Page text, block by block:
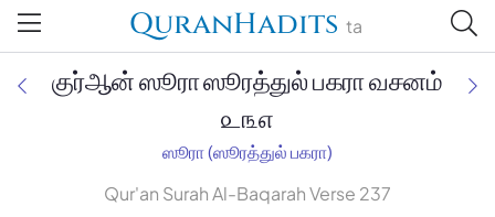
QuranHadits ta
Jan Trust Foundation
குர்ஆன் ஸூரா ஸூரத்துல் பகரா வசனம்
௨௩௭
ஸூரா (ஸூரத்துல் பகரா)
Qur'an Surah Al-Baqarah Verse 237